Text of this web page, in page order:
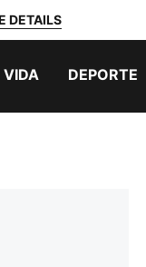
DETAILS
VIDA DEPORTE